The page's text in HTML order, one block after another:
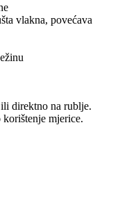
vlakna, povećava
direktno na rublje.
mjerice.